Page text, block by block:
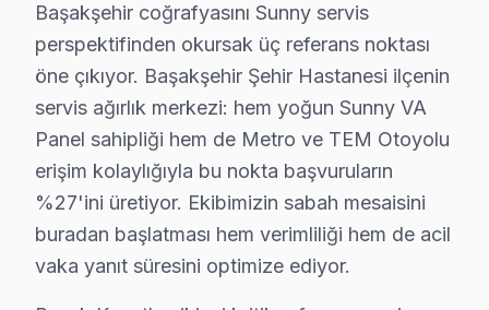
Şahintepe'de Sunny TV Servisi
Şahintepe, çeşitli konut projeleri ve sosyal
Şamlar'da Sunny TV Servisi
Şamlar, sakin bir yaşam sunan bir mahalle olarak
Ziya Gökalp'te Sunny TV Servisi
Ziya Gökalp, gelişen bir yapıya sahip olan bir mahalle.
Başakşehir coğrafyasını Sunny servis
perspektifinden okursak üç referans noktası
öne çıkıyor. Başakşehir Şehir Hastanesi ilçenin
servis ağırlık merkezi: hem yoğun Sunny VA
Panel sahipliği hem de Metro ve TEM Otoyolu
erişim kolaylığıyla bu nokta başvuruların
%27'ini üretiyor. Ekibimizin sabah mesaisini
buradan başlatması hem verimliliği hem de acil
vaka yanıt süresini optimize ediyor.